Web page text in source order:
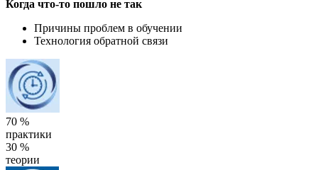
Когда что-то пошло не так
Причины проблем в обучении
Технология обратной связи
70 %
практики
30 %
теории